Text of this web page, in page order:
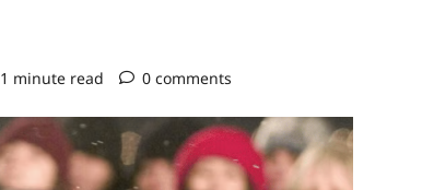
1 minute read 0 comments